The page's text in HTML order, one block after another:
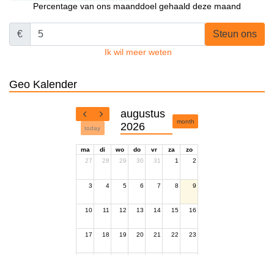
Percentage van ons maanddoel gehaald deze maand
€ Steun ons
Ik wil meer weten
Geo Kalender
today
augustus
2026
month
ma di wo do vr za
zo
27
28 29 30 31 1 2
3 4 5 6 7 8 9
10 11 12 13 14 15 16
17 18 19 20 21 22 23